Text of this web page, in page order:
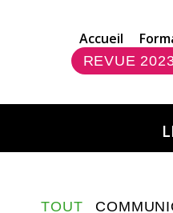
Accueil
REVUE
TOUT